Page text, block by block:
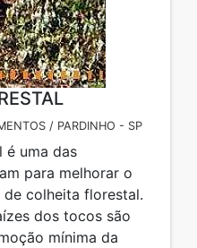
/ PARDINHO - SP
é uma das
para melhorar o
colheita florestal.
dos tocos são
mínima da